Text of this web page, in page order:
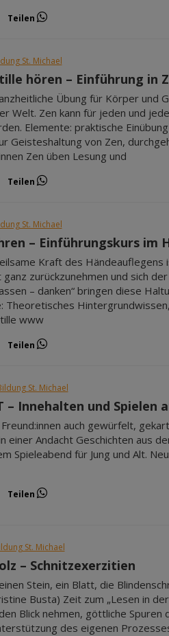
Teilen
St. Michael
hören – Einführung in
Übung für Körper und
Welt. Zen kann für jeden und
Elemente: praktische
Geisteshaltung von Zen,
Zen üben Lesung und
Teilen
St. Michael
– Einführungskurs im
Kraft des
ganz zurückzunehmen und sich
– danken“ bringen diese
Theoretisches
www
Teilen
St. Michael
– Innehalten und Spielen
Freund:innen auch gewürfelt,
einer Andacht Geschichten aus
Spieleabend für Jung und Alt.
Teilen
St. Michael
– Schnitzexerzitien
Stein, ein Blatt, die
Busta) Zeit zum „Lesen in
Blick nehmen, göttliche
des eigenen